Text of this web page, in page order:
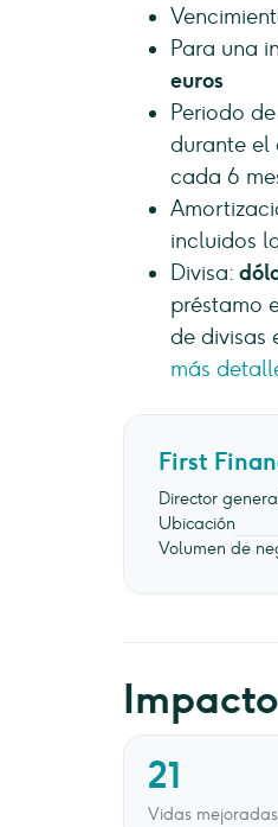
Para una
euros
Periodo
durante el
cada 6
incluidos
Divisa:
préstamo
de divisas
más
First
Director
Ubicación
Volumen de
Impacto
21
Vidas mejoradas